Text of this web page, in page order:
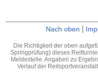
Nach oben
Die Richtigkeit der oben
Springprüfung) dieses
Meldestelle. Angaben zu
Verlauf der